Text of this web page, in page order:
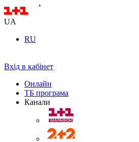
UA
RU
Вхід в кабінет
Онлайн
ТБ програма
Канали